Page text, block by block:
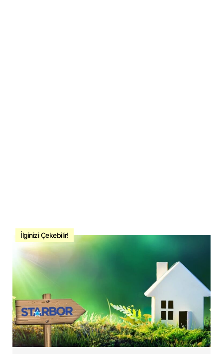
İlginizi Çekebilir!